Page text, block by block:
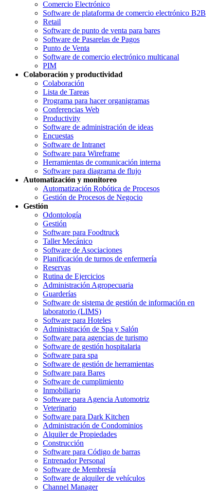
Comercio Electrónico
Software de plataforma de comercio electrónico B2B
Retail
Software de punto de venta para bares
Software de Pasarelas de Pagos
Punto de Venta
Software de comercio electrónico multicanal
PIM
Colaboración y productividad
Colaboración
Lista de Tareas
Programa para hacer organigramas
Conferencias Web
Productivity
Software de administración de ideas
Encuestas
Software de Intranet
Software para Wireframe
Herramientas de comunicación interna
Software para diagrama de flujo
Automatización y monitoreo
Automatización Robótica de Procesos
Gestión de Procesos de Negocio
Gestión
Odontología
Gestión
Software para Foodtruck
Taller Mecánico
Software de Asociaciones
Planificación de turnos de enfermería
Reservas
Rutina de Ejercicios
Administración Agropecuaria
Guarderías
Software de sistema de gestión de información en
laboratorio (LIMS)
Software para Hoteles
Administración de Spa y Salón
Software para agencias de turismo
Software de gestión hospitalaria
Software para spa
Software de gestión de herramientas
Software para Bares
Software de cumplimiento
Inmobiliario
Software para Agencia Automotriz
Veterinario
Software para Dark Kitchen
Administración de Condominios
Alquiler de Propiedades
Construcción
Software para Código de barras
Entrenador Personal
Software de Membresía
Software de alquiler de vehículos
Channel Manager